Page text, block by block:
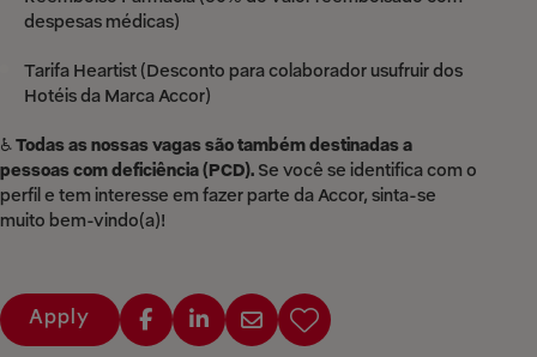
despesas médicas)
Tarifa Heartist (Desconto para colaborador usufruir dos
Hotéis da Marca Accor)
♿Todas as nossas vagas são também destinadas a
pessoas com deficiência (PCD). Se você se identifica com o
perfil e tem interesse em fazer parte da Accor, sinta-se
muito bem-vindo(a)!
Apply